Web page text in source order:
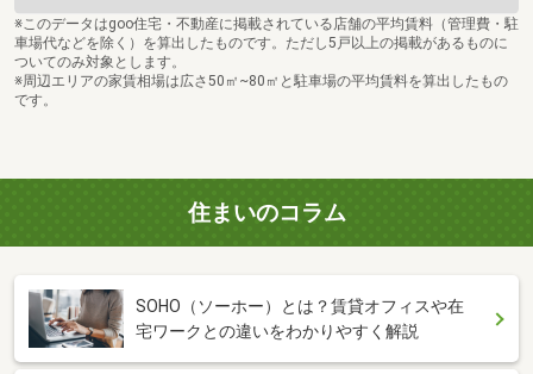
※このデータはgoo住宅・不動産に掲載されている店舗の平均賃料（管理費・駐
車場代などを除く）を算出したものです。ただし5戸以上の掲載があるものに
ついてのみ対象とします。
※周辺エリアの家賃相場は広さ50㎡~80㎡と駐車場の平均賃料を算出したもの
です。
住まいのコラム
SOHO（ソーホー）とは？賃貸オフィスや在
宅ワークとの違いをわかりやすく解説